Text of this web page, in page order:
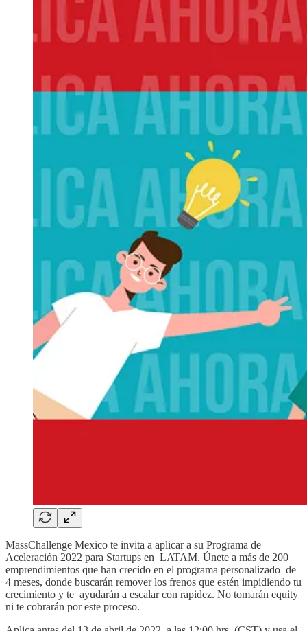
MassChallenge Mexico te invita a aplicar a su Programa de
Aceleración 2022 para Startups en LATAM. Únete a más de 200
emprendimientos que han crecido en el programa personalizado de
4 meses, donde buscarán remover los frenos que estén impidiendo tu
crecimiento y te ayudarán a escalar con rapidez. No tomarán equity
ni te cobrarán por este proceso.